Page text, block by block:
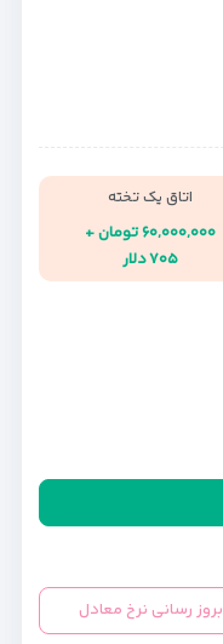
اتاق یک تخته
۶۰,۰۰۰,۰۰۰ تومان +
۷۰۵ دلار
بروز رسانی نرخ معادل